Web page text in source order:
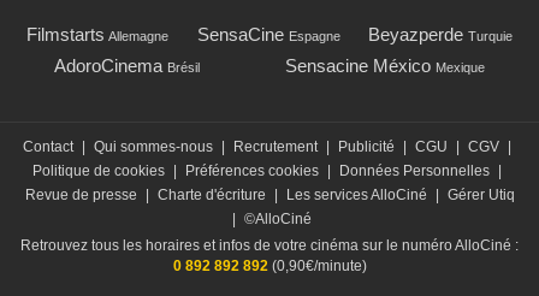
Filmstarts Allemagne SensaCine Espagne Beyazperde Turquie
AdoroCinema Brésil Sensacine México Mexique
Contact Qui sommes-nous Recrutement Publicité CGU CGV
Politique de cookies
Préférences cookies Données Personnelles
Revue de presse
Charte d'écriture Les services AlloCiné
Gérer Utiq
©AlloCiné
Retrouvez tous les horaires et infos de votre cinéma sur le numéro AlloCiné :
0 892 892 892(0,90€/minute)